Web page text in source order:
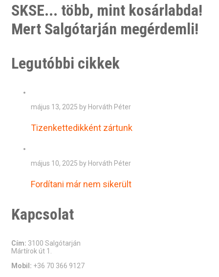
SKSE... több, mint kosárlabda!
Mert Salgótarján megérdemli!
Legutóbbi cikkek
május 13, 2025 by Horváth Péter
Tizenkettedikként zártunk
május 10, 2025 by Horváth Péter
Fordítani már nem sikerült
Kapcsolat
Cím: 3100 Salgótarján
Mártírok út 1.
Mobil: +36 70 366 9127